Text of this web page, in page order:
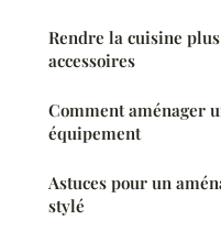
Rendre la cuisine
accessoires
Comment aménager
équipement
Astuces pour un
stylé